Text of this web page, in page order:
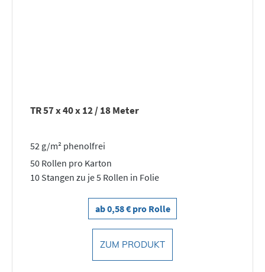
TR 57 x 40 x 12 / 18 Meter
52 g/m² phenolfrei
50 Rollen pro Karton
10 Stangen zu je 5 Rollen in Folie
ab 0,58 € pro Rolle
ZUM PRODUKT